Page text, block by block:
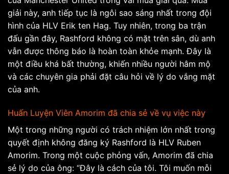
giải này, anh tiếp tục là ngôi sao sáng nhất trong đội
hình của HLV Erik ten Hag. Tuy nhiên, trong ba trận
đấu gần đây, Rashford không có mặt trên sân, dù anh
vẫn được thông báo là hoàn toàn khỏe mạnh. Đây là
một điều khá bất thường, khiến nhiều người hâm mộ
và các chuyên gia phải đặt câu hỏi về lý do vắng mặt
của anh.
Huấn Luyện Viên Amorim đã chia sẻ về vụ việc này
Một trong những người có trách nhiệm lớn nhất trong
quyết định không đăng ký Rashford là HLV Ruben
Amorim. Trong một cuộc phỏng vấn, Amorim đã chia
sẻ lý do của ông: “Đây là cách của tôi. Tôi muốn mỗi